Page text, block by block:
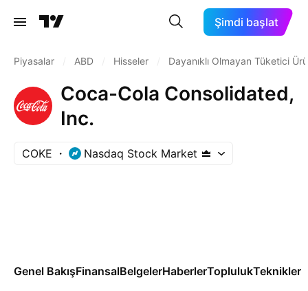
Şimdi başlat
Piyasalar ABD Hisseler Dayanıklı Olmayan Tüketici
Coca-Cola Consolidated,
Inc.
COKE Nasdaq Stock Market
Genel BakışFinansalBelgelerHaberlerToplulukTeknikler